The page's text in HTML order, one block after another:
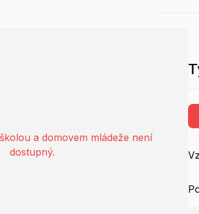
a domovem mládeže není
dostupný.